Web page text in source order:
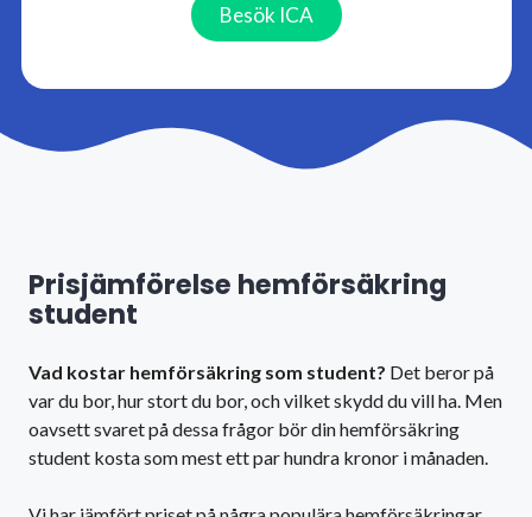
Besök ICA
Prisjämförelse hemförsäkring
student
Vad kostar hemförsäkring som student? Det beror på
var du bor, hur stort du bor, och vilket skydd du vill ha. Men
oavsett svaret på dessa frågor bör din hemförsäkring
student kosta som mest ett par hundra kronor i månaden.